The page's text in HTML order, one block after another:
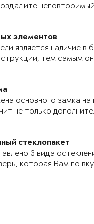
элементов
является наличие в
тем самым
основного замка
не только
стеклопакет
3 вида
которая Вам по